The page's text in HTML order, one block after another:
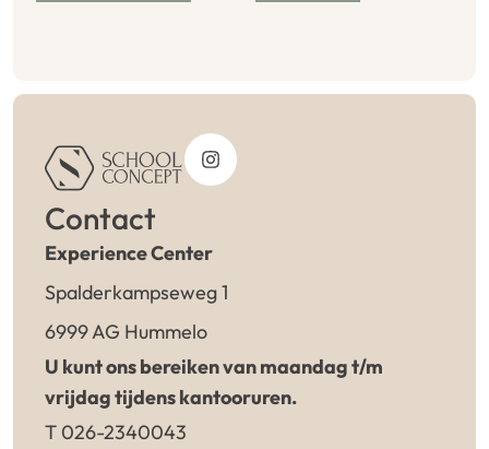
Contact
Experience Center
Spalderkampseweg 1
6999 AG Hummelo
U kunt ons bereiken van maandag t/m
vrijdag tijdens kantooruren.
T 026-2340043